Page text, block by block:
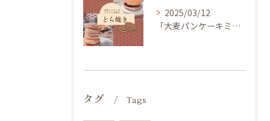
2025/03/12
「大麦パンケーキミックス」を使ってどら焼き作ってみませんか？
タグ Tags